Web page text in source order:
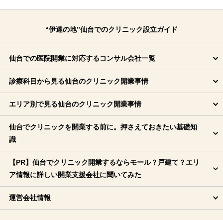
税理士法人あさひ会計
アビーナリーGroup
プ）
ジャパンデンタル
エフピーサポート
プ）
総合メディカル
L&Lジャパン
“伊達の地”仙台でのクリニック設立ガイド
仙台での医院開業に対応するコンサル会社一覧
診療科目から見る仙台のクリニック開業事情
エリア別で見る仙台のクリニック開業事情
仙台でクリニックを開業する前に。押さえておきたい基礎知
識
【PR】仙台でクリニック開業するならモール？戸建て？エリ
ア情報に詳しい開業支援会社に聞いてみた
運営会社情報